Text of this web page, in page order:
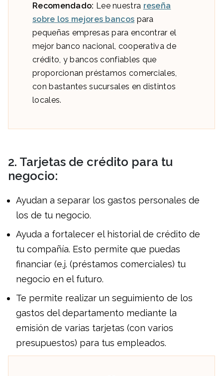
Recomendado: Lee nuestra reseña
sobre los mejores bancos para
pequeñas empresas para encontrar el
mejor banco nacional, cooperativa de
crédito, y bancos confiables que
proporcionan préstamos comerciales,
con bastantes sucursales en distintos
locales.
2. Tarjetas de crédito para tu
negocio:
Ayudan a separar los gastos personales de
los de tu negocio.
Ayuda a fortalecer el historial de crédito de
tu compañía. Esto permite que puedas
financiar (e.j. (préstamos comerciales) tu
negocio en el futuro.
Te permite realizar un seguimiento de los
gastos del departamento mediante la
emisión de varias tarjetas (con varios
presupuestos) para tus empleados.